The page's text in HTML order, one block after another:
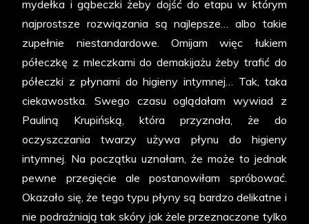
mydełka i gąbeczki żeby dojść do etapu w którym
najprostsze rozwiązania są najlepsze… albo takie
zupełnie niestandardowe. Omijam więc łukiem
półeczkę z mleczkami do demakijażu żeby trafić do
półeczki z płynami do higieny intymnej… Tak, taka
ciekawostka. Swego czasu oglądałam wywiad z
Pauliną Krupińską, która przyznała, że do
oczyszczania twarzy używa płynu do higieny
intymnej. Na początku uznałam, że może to jednak
pewne przegięcie ale postanowiłam spróbować.
Okazało się, że tego typu płyny są bardzo delikatne i
nie podrażniają tak skóry jak żele przeznaczone tylko